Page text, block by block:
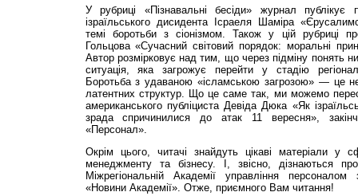
У рубриці «Пізнавальні бесіди» журнал публікує
ізраїльського дисидента Ісраеля Шаміра
темі боротьби з сіонізмом. Також у цій рубриці
Гольцова «Сучасний світовий порядок: моральні
Автор розмірковує над тим, що через підміну понять
ситуація, яка загрожує перейти у стадію
Боротьба з удаваною «ісламською загрозою» — це
латентних структур. Що це саме так, ми можемо
американського публіциста Девіда Дюка «Як
зрада спричинилися до атак 11 вересня»,
«Персонал».
Окрім цього, читачі знайдуть цікаві матеріали у
менеджменту та бізнесу. І, звісно, дізнаються
Міжрегіональній Академії управління персоналом
«Новини Академії». Отже, приємного Вам читання!